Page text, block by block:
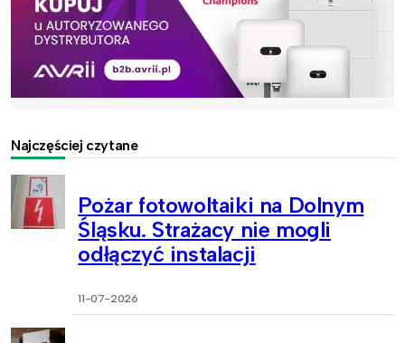
Najczęściej czytane
Pożar fotowoltaiki na Dolnym
Śląsku. Strażacy nie mogli
odłączyć instalacji
11-07-2026